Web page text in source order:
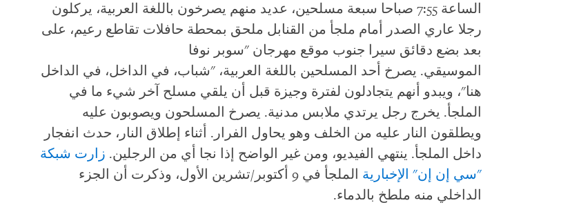
الساعة 7:55 صباحا سبعة مسلحين، عديد منهم يصرخون باللغة العربية، يركلون
رجلا عاري الصدر أمام ملجأ من القنابل ملحق بمحطة حافلات تقاطع رعيم، على
بعد بضع دقائق سيرا جنوب موقع مهرجان "سوبر نوفا
الموسيقي. يصرخ أحد المسلحين باللغة العربية، "شباب، في الداخل، في الداخل
هنا"، ويبدو أنهم يتجادلون لفترة وجيزة قبل أن يلقي مسلح آخر شيء ما في
الملجأ. يخرج رجل يرتدي ملابس مدنية. يصرخ المسلحون ويصوبون عليه
ويطلقون النار عليه من الخلف وهو يحاول الفرار. أثناء إطلاق النار، حدث انفجار
داخل الملجأ. ينتهي الفيديو، ومن غير الواضح إذا نجا أي من الرجلين. زارت شبكة
"سي إن إن" الإخبارية
الملجأ في 9 أكتوبر/تشرين الأول، وذكرت أن الجزء
الداخلي منه ملطخ بالدماء.